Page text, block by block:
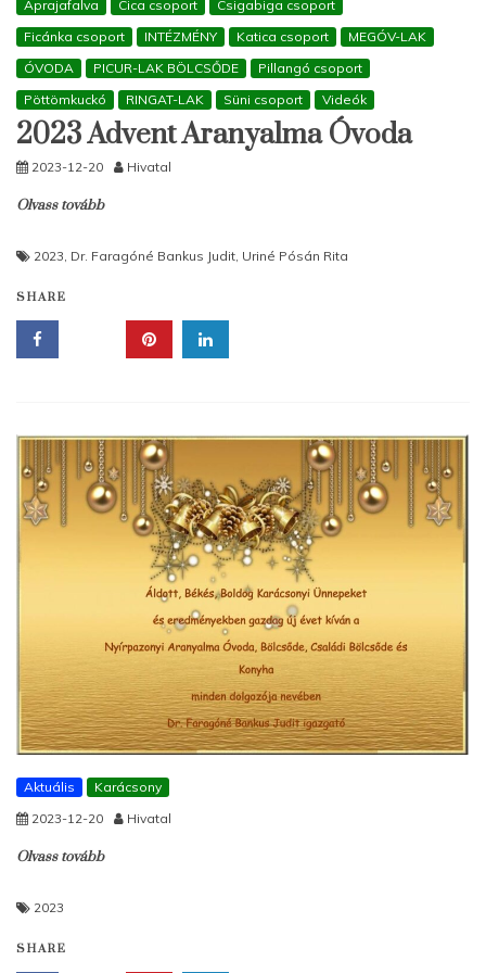
Aprajafalva Cica csoport
Csigabiga csoport
Ficánka csoport
INTÉZMÉNY Katica csoport
MEGÓV-LAK
ÓVODA
PICUR-LAK BÖLCSŐDE
Pillangó csoport
Pöttömkuckó
RINGAT-LAK Süni csoport Videók
2023 Advent Aranyalma Óvoda
2023-12-20 Hivatal
Olvass tovább
2023 Dr. Faragóné Bankus Judit Uriné Pósán Rita
SHARE
Aktuális
Karácsony
2023-12-20
Hivatal
Olvass tovább
2023
SHARE